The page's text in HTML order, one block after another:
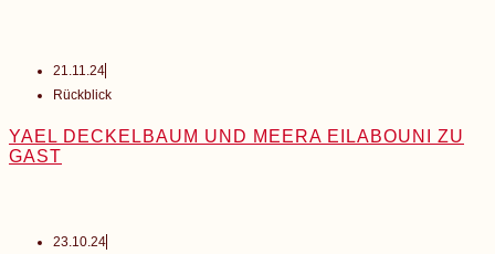
21.11.24
Rückblick
YAEL DECKELBAUM UND MEERA EILABOUNI ZU
GAST
23.10.24